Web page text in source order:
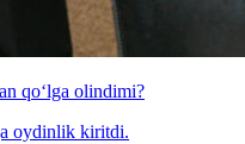
qo‘lga olindimi?
oydinlik kiritdi.